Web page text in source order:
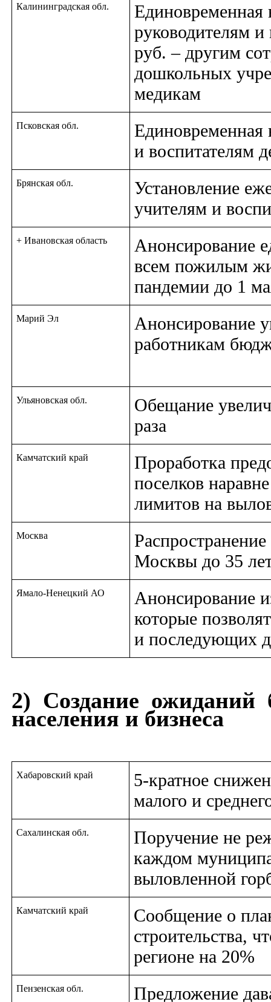
Калининградская обл.
Единовременная
руководителям
руб. – другим
дошкольных
медикам
Псковская обл.
Единовременная
и воспитателям
Брянская обл.
Установление
учителям и
+ Ивановская область
Анонсирование
всем пожилым
пандемии до 1
Марий Эл
Анонсирование
работникам
Ульяновская обл.
Обещание
раза
Камчатский край
Проработка
поселков
лимитов на
Москва
Москвы до 35
Ямало-Ненецкий АО
Анонсирование
которые
и последующих
2) Создание ожиданий
населения и бизнеса
Хабаровский край
5-кратное
малого и
Сахалинская обл.
Поручение не
каждом
выловленной
Камчатский край
Сообщение о
строительства,
регионе на 20%
Пензенская обл. Предложение